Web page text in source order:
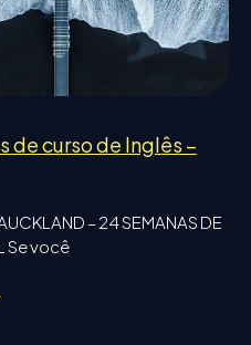
de curso de Inglês –
– 24 SEMANAS DE
Se você